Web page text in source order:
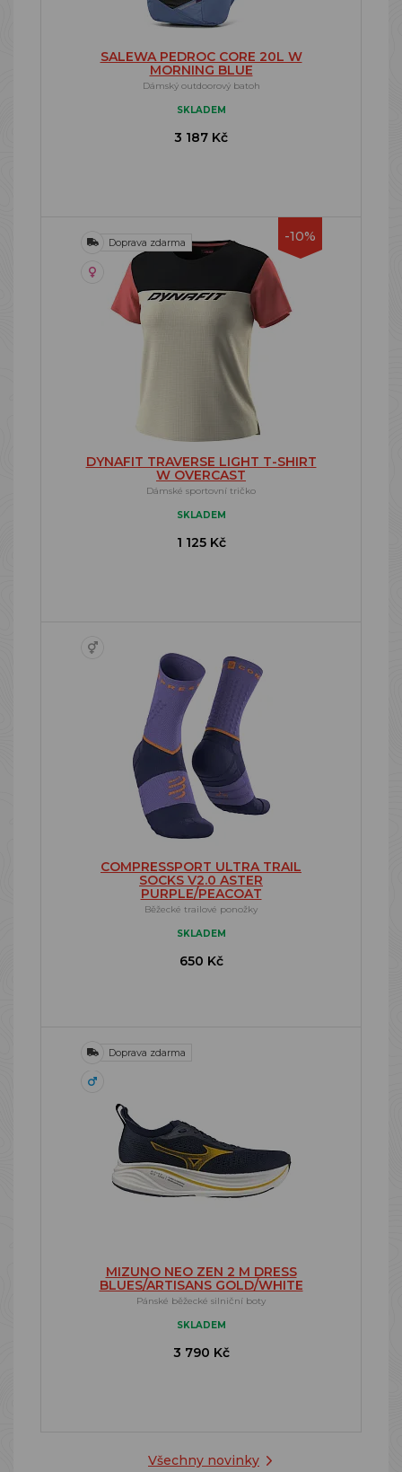
Všechny novinky
SALEWA PEDROC CORE 20L W
MORNING BLUE
Dámský outdoorový batoh
SKLADEM
3 187 Kč
-10%
Doprava zdarma
DYNAFIT TRAVERSE LIGHT T-SHIRT
W OVERCAST
Dámské sportovní tričko
SKLADEM
1 125 Kč
COMPRESSPORT ULTRA TRAIL
SOCKS V2.0 ASTER
PURPLE/PEACOAT
Běžecké trailové ponožky
SKLADEM
650 Kč
Doprava zdarma
MIZUNO NEO ZEN 2 M DRESS
BLUES/ARTISANS GOLD/WHITE
Pánské běžecké silniční boty
SKLADEM
3 790 Kč